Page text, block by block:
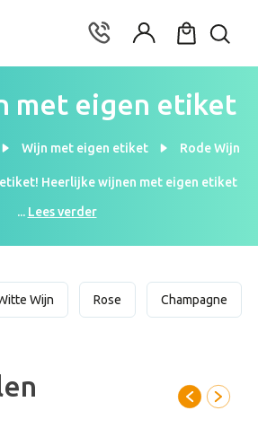
met eigen etiket
Wijn met eigen etiket Rode Wijn
Heerlijke wijnen met eigen etiket
geniet! Houd jij ook zo van rode wijn?
adres. Kies één van onze - met zorg
wijnen. Niet alleen smaaksgewijs zullen
ontwerper kan het wijnetiket zo
aan jouw droomplaatje voldoet.
strak ontwerp voor zakelijke doeleinden,
onze rode wijn lukt het je zeker om een
nog mooier te maken!
... Lees verder
Wijn Rose Champagne